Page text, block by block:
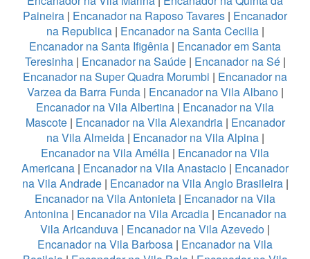
Paineira | Encanador na Raposo Tavares | Encanador
na Republica| Encanador na Santa Cecilia|
Encanador na Santa Ifigênia | Encanador em Santa
Teresinha| Encanador na Saúde| Encanador na Sé|
Encanador na Super Quadra Morumbi | Encanador na
Varzea da Barra Funda| Encanador na Vila Albano|
Encanador na Vila Albertina | Encanador na Vila
Mascote| Encanador na Vila Alexandria| Encanador
na Vila Almeida | Encanador na Vila Alpina |
Encanador na Vila Amélia | Encanador na Vila
Americana | Encanador na Vila Anastacio | Encanador
na Vila Andrade| Encanador na Vila Anglo Brasileira|
Encanador na Vila Antonieta | Encanador na Vila
Antonina| Encanador na Vila Arcadia | Encanador na
Vila Aricanduva | Encanador na Vila Azevedo |
Encanador na Vila Barbosa | Encanador na Vila